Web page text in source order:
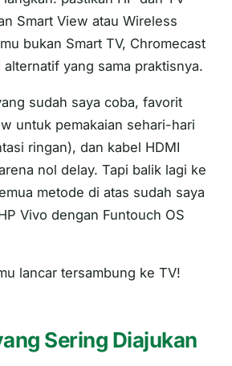
Smart View atau Wireless
bukan Smart TV, Chromecast
yang sama praktisnya.
sudah saya coba, favorit
untuk pemakaian sehari-hari
ringan), dan kabel HDMI
nol delay. Tapi balik lagi ke
metode di atas sudah saya
Vivo dengan Funtouch OS
lancar tersambung ke TV!
Sering Diajukan